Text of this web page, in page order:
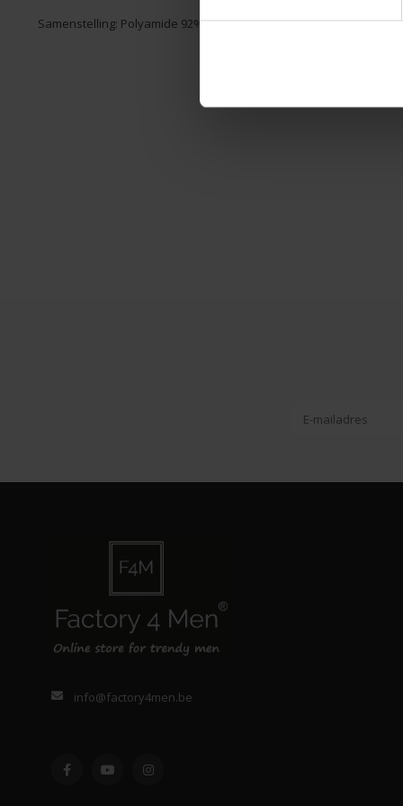
Samenstelling: Polyamide 92%, Spandex 8%; Polyamide 80%,
info@factory4men.be